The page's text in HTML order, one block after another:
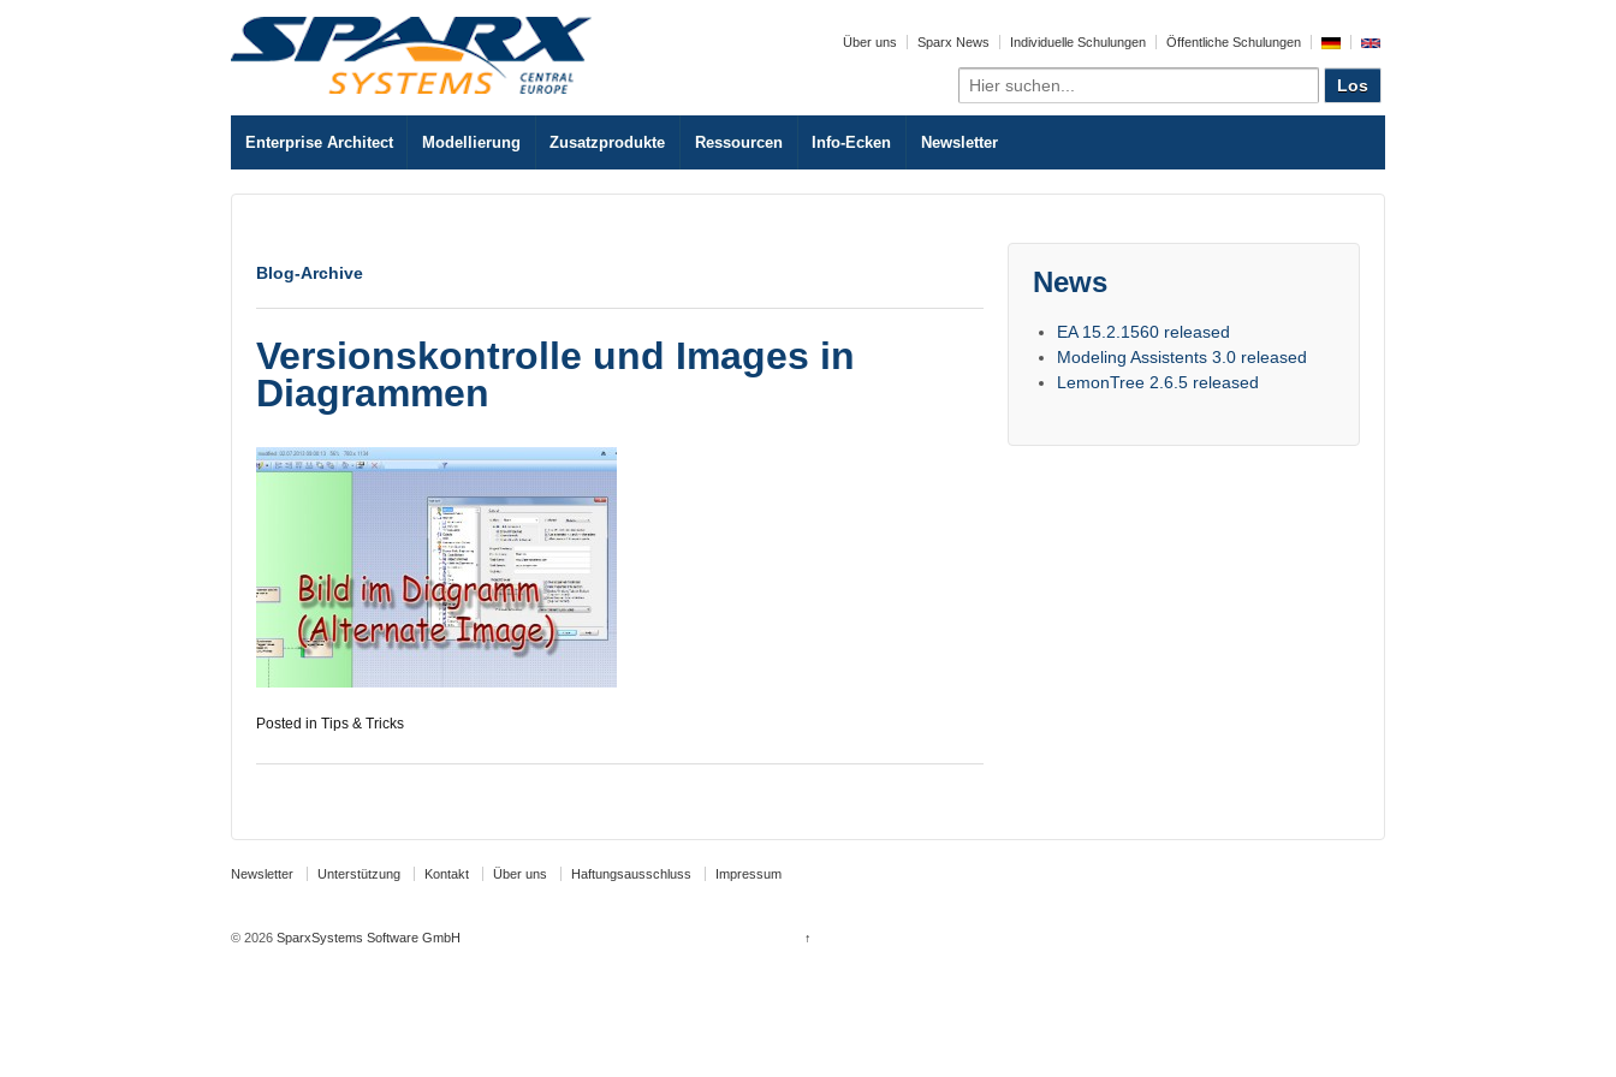
Über uns Sparx News Individuelle Schulungen Öffentliche Schulungen
Search
for:
Enterprise Architect Modellierung Zusatzprodukte Ressourcen Info-Ecken Newsletter
Blog-Archive
Versionskontrolle und Images in
Diagrammen
Posted in Tips & Tricks
News
EA 15.2.1560 released
Modeling Assistents 3.0 released
LemonTree 2.6.5 released
Newsletter Unterstützung Kontakt Über uns Haftungsausschluss Impressum
© 2026 SparxSystems Software GmbH ↑